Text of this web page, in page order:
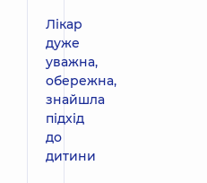
Лікар
дуже
уважна,
обережна,
знайшла
підхід
до
дитини